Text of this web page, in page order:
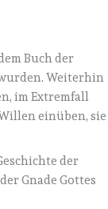
Buch der
Weiterhin
im Extremfall
einüben, sie
der
Gnade Gottes